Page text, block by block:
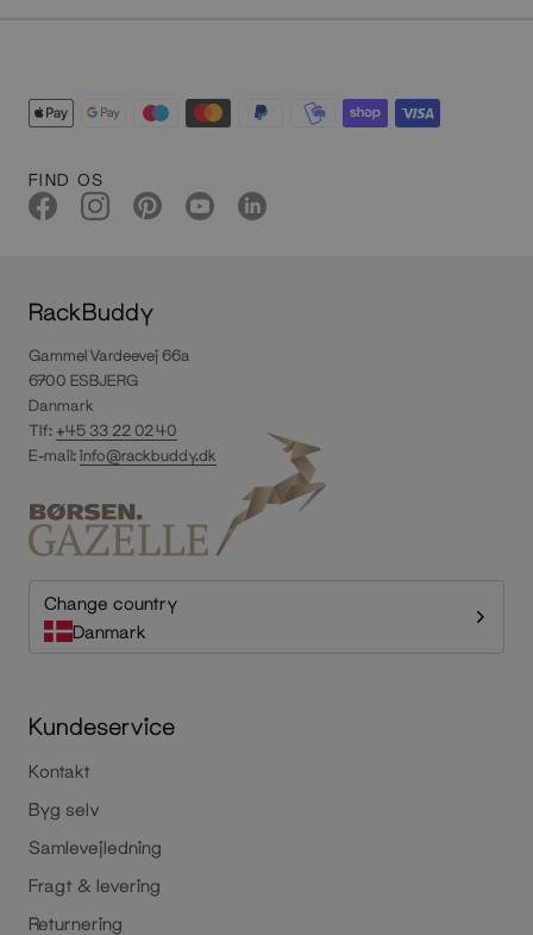
FIND OS
RackBuddy
Gammel Vardeevej 66a
6700 ESBJERG
Danmark
Tlf:+45 33 22 02 40
E-mail:info@rackbuddy.dk
Change country
Danmark
Kundeservice
Kontakt
Byg selv
Samlevejledning
Fragt & levering
Returnering